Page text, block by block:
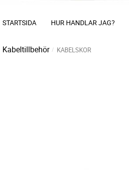
STARTSIDA HUR HANDLAR JAG?
Kabeltillbehör KABELSKOR